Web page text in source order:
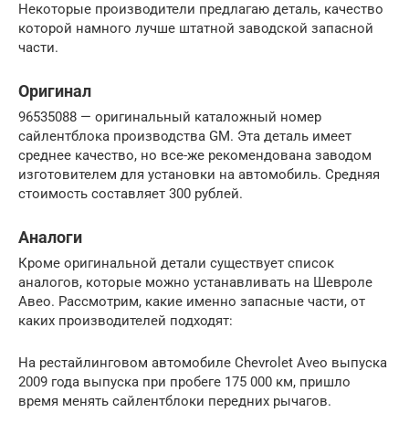
Некоторые производители предлагаю деталь, качество
которой намного лучше штатной заводской запасной
части.
Оригинал
96535088 — оригинальный каталожный номер
сайлентблока производства GM. Эта деталь имеет
среднее качество, но все-же рекомендована заводом
изготовителем для установки на автомобиль. Средняя
стоимость составляет 300 рублей.
Аналоги
Кроме оригинальной детали существует список
аналогов, которые можно устанавливать на Шевроле
Авео. Рассмотрим, какие именно запасные части, от
каких производителей подходят:
На рестайлинговом автомобиле Chevrolet Aveo выпуска
2009 года выпуска при пробеге 175 000 км, пришло
время менять сайлентблоки передних рычагов.